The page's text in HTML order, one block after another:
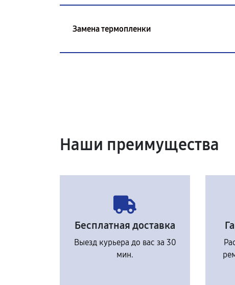
Замена термопленки
Наши преимущества
Бесплатная доставка
Выезд курьера до вас за 30
мин.